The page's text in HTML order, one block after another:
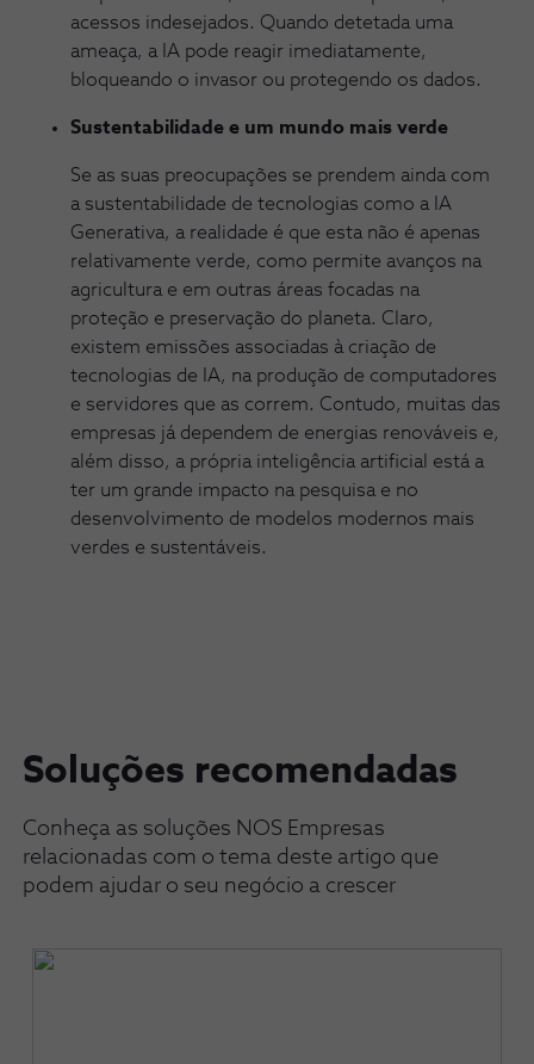
acessos indesejados. Quando detetada uma
ameaça, a IA pode reagir imediatamente,
bloqueando o invasor ou protegendo os dados.
Sustentabilidade e um mundo mais verde
Se as suas preocupações se prendem ainda com
a sustentabilidade de tecnologias como a IA
Generativa, a realidade é que esta não é apenas
relativamente verde, como permite avanços na
agricultura e em outras áreas focadas na
proteção e preservação do planeta. Claro,
existem emissões associadas à criação de
tecnologias de IA, na produção de computadores
e servidores que as correm. Contudo, muitas das
empresas já dependem de energias renováveis e,
além disso, a própria inteligência artificial está a
ter um grande impacto na pesquisa e no
desenvolvimento de modelos modernos mais
verdes e sustentáveis.
Soluções recomendadas
Conheça as soluções NOS Empresas
relacionadas com o tema deste artigo que
podem ajudar o seu negócio a crescer